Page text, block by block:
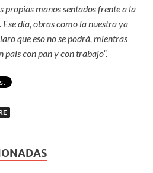
propias manos sentados frente a la
Ese día, obras como la nuestra ya
que eso no se podrá, mientras
con pan y con trabajo”.